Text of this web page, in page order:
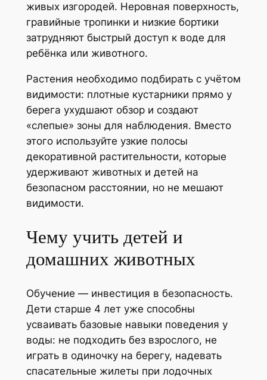
живых изгородей. Неровная поверхность,
гравийные тропинки и низкие бортики
затрудняют быстрый доступ к воде для
ребёнка или животного.
Растения необходимо подбирать с учётом
видимости: плотные кустарники прямо у
берега ухудшают обзор и создают
«слепые» зоны для наблюдения. Вместо
этого используйте узкие полосы
декоративной растительности, которые
удерживают животных и детей на
безопасном расстоянии, но не мешают
видимости.
Чему учить детей и
домашних животных
Обучение — инвестиция в безопасность.
Дети старше 4 лет уже способны
усваивать базовые навыки поведения у
воды: не подходить без взрослого, не
играть в одиночку на берегу, надевать
спасательные жилеты при лодочных